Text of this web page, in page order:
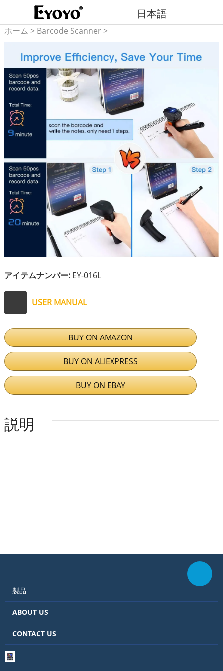
日本語
ホーム > Barcode Scanner>
アイテムナンバー:EY-016L
USER MANUAL
BUY ON AMAZON
BUY ON ALIEXPRESS
BUY ON EBAY
説明
製品
ABOUT US
CONTACT US